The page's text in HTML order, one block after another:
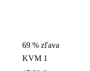
69 % zľava
KVM 1